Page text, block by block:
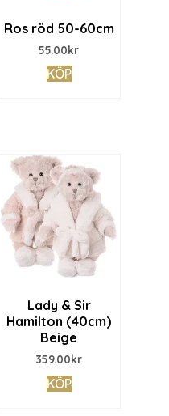
Ros röd 50-60cm
55.00kr
KÖP
Lady & Sir
Hamilton (40cm)
Beige
359.00kr
KÖP